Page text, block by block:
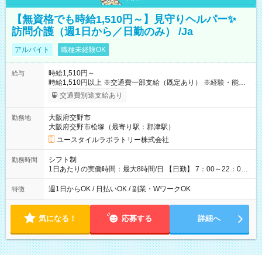
【無資格でも時給1,510円～】見守りヘルパー✨
訪問介護（週1日から／日勤のみ） /Ja
アルバイト 職種未経験OK
給与
時給1,510円～
時給1,510円以上 ※交通費一部支給（既定あり） ※経験・能力を
考慮して決定します 【収入例】 週1回勤務の場合：1,510円×8時
間×4回=4万8,320円 週3回勤務の場合：1,510円×8時間×12回
1,600円 【試用期間】試用期間あり 試用期間の長さ：2ヶ月
※ 雇用形態と給与に、本採用時と異なる部分があります。 雇用
形態：本採用時と同じです。 給与：時給 1,180円以上
交通費別途支給あり
勤務地
大阪府交野市
大阪府交野市松塚（最寄り駅：郡津駅）
ユースタイルラボラトリー株式会社
勤務時間
シフト制
1日あたりの実働時間：最大8時間/日 【日勤】 7：00～22：00
の間で4～8時間勤務（休憩時間は法定通り） ※週1日～OK ／ 1
日4時間から勤務OK ／ 夜勤なし ＊＊ 勤務時間例 ＊＊ ■7時
変動 ※曜日固定（毎週同じ曜日勤務）
特徴 週1日からOK / 日払いOK / 副業・WワークOK
気になる！ 応募する 詳細へ